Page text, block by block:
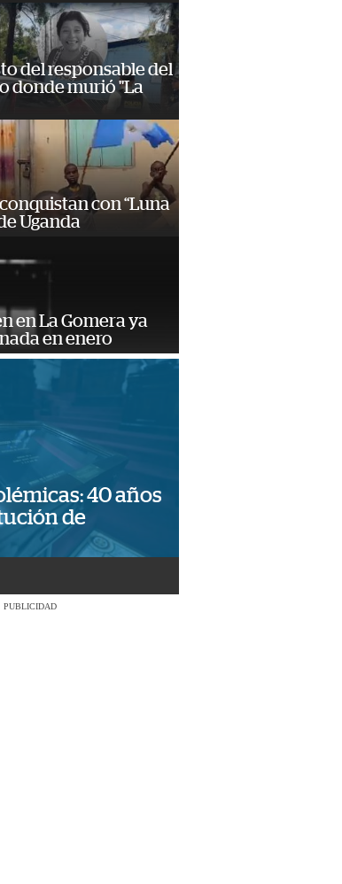
del responsable del
donde murió "La
con “Luna
Uganda
en La Gomera ya
en enero
40 años
de
PUBLICIDAD